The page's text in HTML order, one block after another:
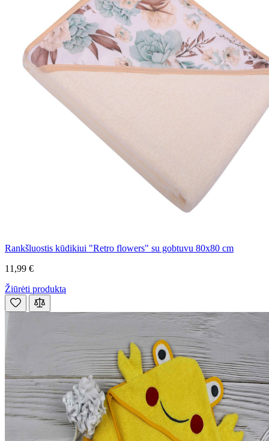
Rankšluostis kūdikiui "Retro flowers" su gobtuvu 80x80 cm
11,99 €
Žiūrėti produktą